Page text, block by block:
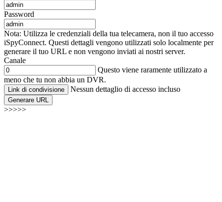
Password
Nota: Utilizza le credenziali della tua telecamera, non il tuo accesso
iSpyConnect. Questi dettagli vengono utilizzati solo localmente per
generare il tuo URL e non vengono inviati ai nostri server.
Canale
Questo viene raramente utilizzato a
meno che tu non abbia un DVR.
Link di condivisione Nessun dettaglio di accesso incluso
Generare URL
>>>>>